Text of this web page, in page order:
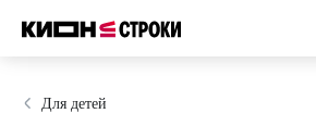
Для детей